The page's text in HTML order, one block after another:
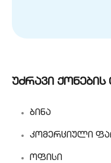
უძრავი ქონების
ბინა
კომერციული
ოფისი